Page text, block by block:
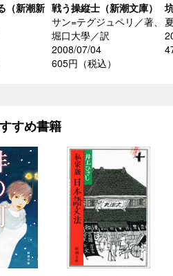
（新潮新 戦う操縦士（新潮文庫）
サン=テグジュペリ／著、
堀口大學／訳
2008/07/04
605円（税込）
すめ書籍